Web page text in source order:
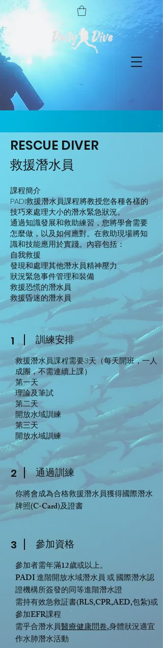
RESCUE DIVER
救援潛水員
課程簡介
PADI救援潛水員課程將教授您各種各樣的
技巧來處理大小的潛水緊急狀況。
通過知識發展和救助練習，您將學會需要
怎麼做，以及如何應對。在救助現場將知
識和技能應用於實踐。內容包括：
自我救援
發現和處理其他潛水員精神壓力
狀況緊急事件管理和裝備
救援恐慌的潛水員
救援昏迷的潛水員
1 ​訓練安排
救援潛水員課程需要3天（每天開班，一人
成團，不需連續上課）
第一天
理論及筆試
第二天
開放水域訓練
第三天
開放水域訓練
2
通過訓練
你將會成為合格救援潛水員獲得國際潛水
牌照(C-Card)及證書
3
​參加資格
參加者需年滿12歲或以上。
PADI 進階開放水域潛水員 或 國際潛水認
證機構所簽發的同等進階潛水證
需持有效急救証書(​BLS,CPR,AED,包紮)或
參加EFR課程
需乎合潛水員醫療健康問卷,身體狀況適宜
作水肺潛水活動